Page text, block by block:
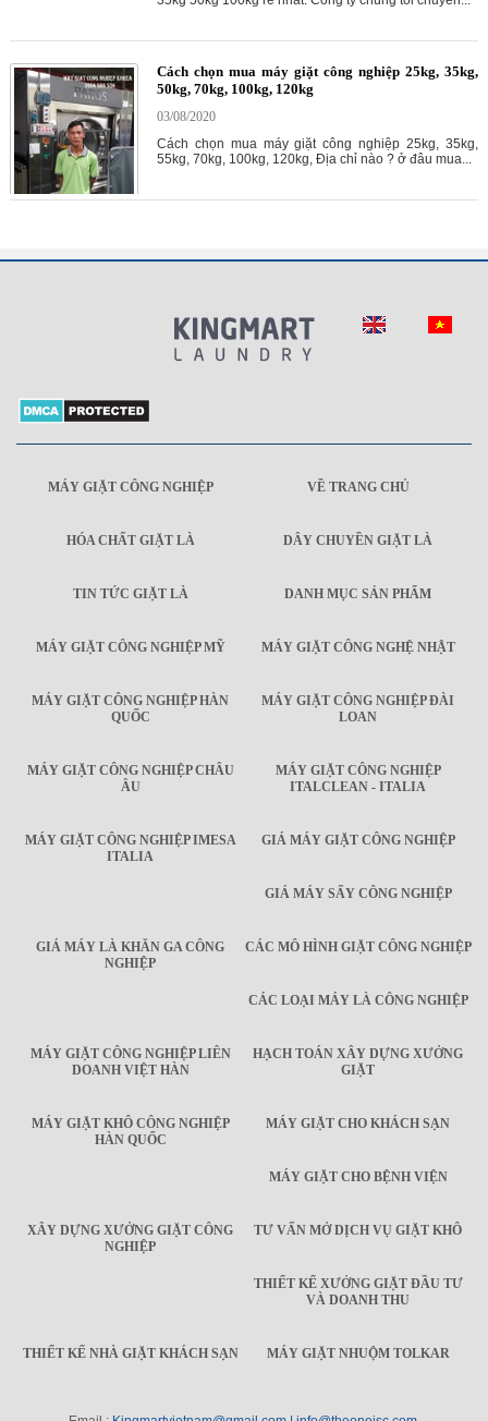
Cách chọn mua máy giặt công nghiệp 25kg, 35kg,
50kg, 70kg, 100kg, 120kg
03/08/2020
Cách chọn mua máy giặt công nghiệp 25kg, 35kg,
55kg, 70kg, 100kg, 120kg, Địa chỉ nào ? ở đâu mua...
MÁY GIẶT CÔNG NGHIỆP VỀ TRANG CHỦ
HÓA CHẤT GIẶT LÀ DÂY CHUYỀN GIẶT LÀ
TIN TỨC GIẶT LÀ DANH MỤC SẢN PHẨM
MÁY GIẶT CÔNG NGHIỆP MỸ MÁY GIẶT CÔNG NGHỆ NHẬT
MÁY GIẶT CÔNG NGHIỆP HÀN
QUỐC
MÁY GIẶT CÔNG NGHIỆP ĐÀI
LOAN
MÁY GIẶT CÔNG NGHIỆP CHÂU
ÂU
MÁY GIẶT CÔNG NGHIỆP
ITALCLEAN - ITALIA
MÁY GIẶT CÔNG NGHIỆP IMESA
ITALIA
GIÁ MÁY GIẶT CÔNG NGHIỆP
GIÁ MÁY SẤY CÔNG NGHIỆP
GIÁ MÁY LÀ KHĂN GA CÔNG
NGHIỆP
CÁC MÔ HÌNH GIẶT CÔNG NGHIỆP
CÁC LOẠI MÁY LÀ CÔNG NGHIỆP
MÁY GIẶT CÔNG NGHIỆP LIÊN
DOANH VIỆT HÀN
HẠCH TOÁN XÂY DỰNG XƯỞNG
GIẶT
MÁY GIẶT KHÔ CÔNG NGHIỆP
HÀN QUỐC
MÁY GIẶT CHO KHÁCH SẠN
MÁY GIẶT CHO BỆNH VIỆN
XÂY DỰNG XƯỞNG GIẶT CÔNG
NGHIỆP
TƯ VẤN MỞ DỊCH VỤ GIẶT KHÔ
THIẾT KẾ XƯỞNG GIẶT ĐẦU TƯ
VÀ DOANH THU
THIẾT KẾ NHÀ GIẶT KHÁCH SẠN MÁY GIẶT NHUỘM TOLKAR